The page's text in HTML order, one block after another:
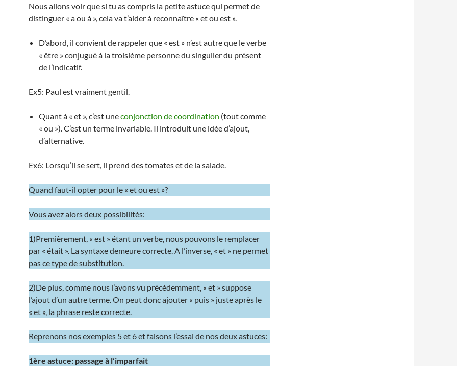
Nous allons voir que si tu as compris la petite astuce qui permet de
distinguer « a ou à », cela va t’aider à reconnaître « et ou est ».
D’abord, il convient de rappeler que « est » n’est autre que le verbe
« être » conjugué à la troisième personne du singulier du présent
de l’indicatif.
Ex5: Paul est vraiment gentil.
Quant à « et », c’est uneconjonction de coordination (tout comme
« ou »). C’est un terme invariable. Il introduit une idée d’ajout,
d’alternative.
Ex6: Lorsqu’il se sert, il prend des tomates et de la salade.
Quand faut-il opter pour le « et ou est »?
Vous avez alors deux possibilités:
1)Premièrement, « est » étant un verbe, nous pouvons le remplacer
par « était ». La syntaxe demeure correcte. A l’inverse, « et » ne permet
pas ce type de substitution.
2)De plus, comme nous l’avons vu précédemment, « et » suppose
l’ajout d’un autre terme. On peut donc ajouter « puis » juste après le
« et », la phrase reste correcte.
Reprenons nos exemples 5 et 6 et faisons l’essai de nos deux astuces:
1ère astuce: passage à l’imparfait